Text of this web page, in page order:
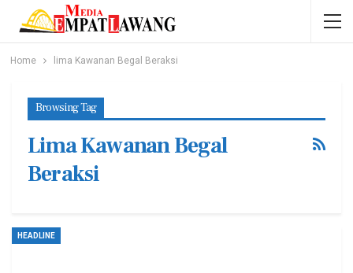
Home lima Kawanan Begal Beraksi
Browsing Tag
Lima Kawanan Begal
Beraksi
HEADLINE